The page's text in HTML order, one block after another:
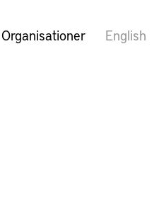
Organisationer English